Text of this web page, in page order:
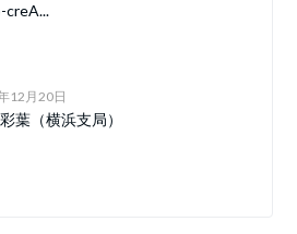
creA...
12月20日
葉（横浜支局）